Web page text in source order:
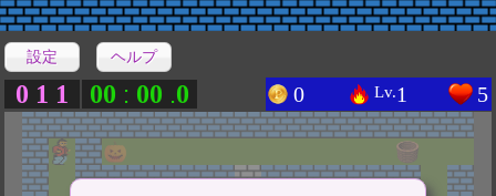
設定 ヘルプ
0 1 1 00 : 00 .0 0 Lv.1 5